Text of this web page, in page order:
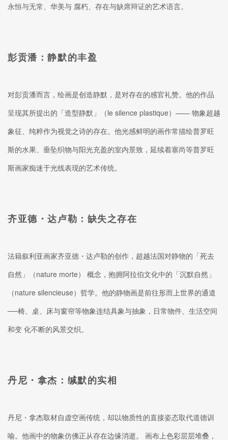
永恒与无常、华美与 腐朽、存在与缺席辩证的艺术语言。
彭贡潘：静默的丰盈
对彭贡潘而言，绘画是创造静默，是对存在的感官礼赞。他的作品
呈现其所提出的「造型静默」（le silence plastique）—— 物象超越
象征、纯粹作为视觉之诗的存在。他光感鲜明的画作常描绘普罗旺
斯的水果、垂坠织物与阳光充盈的室内景致，延续着塞尚等普罗旺
斯画家痴迷于光线表现的艺术传统。
齐亚德・达卢勒：缺失之存在
法籍叙利亚画家齐亚德・达卢勒的创作，超越法国对静物的「死去
自然」（nature morte） 概念，抱拥阿拉伯文化中的「沉默自然」
（nature silencieuse）哲学。他的静物画是前往形而上世界的通道
──椅、桌、床与窗帘等物象连结具象与抽象，日常物件、生活空间
和变 化不断的风景交织。
丹尼・拿杰：缄默的实相
丹尼・拿杰取材自虚空画传统，却以物质性的直接姿态取代道德训
喻。他画中的物象仿佛正从存在边缘消逝。 画布上色彩层层堆叠，